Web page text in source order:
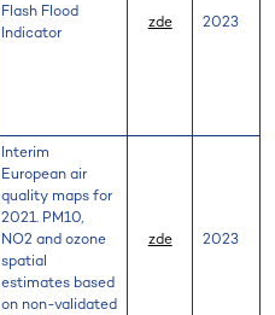
Flash Flood
Indicator
zde 2023
Interim
European air
quality maps for
2021. PM10,
NO2 and ozone
spatial
estimates based
on non-validated
zde 2023